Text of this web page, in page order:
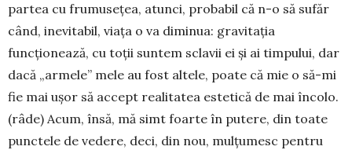
partea cu frumuseţea, atunci, probabil că n-o să sufăr
când, inevitabil, viaţa o va dimi­nua: gravitaţia
funcţionează, cu toţii suntem sclavii ei şi ai timpului, dar
dacă „armele” mele au fost altele, poate că mie o să-mi
fie mai uşor să ac­cept realitatea estetică de mai încolo.
(râde) Acum, însă, mă simt foarte în putere, din toate
punctele de vedere, deci, din nou, mulţumesc pentru